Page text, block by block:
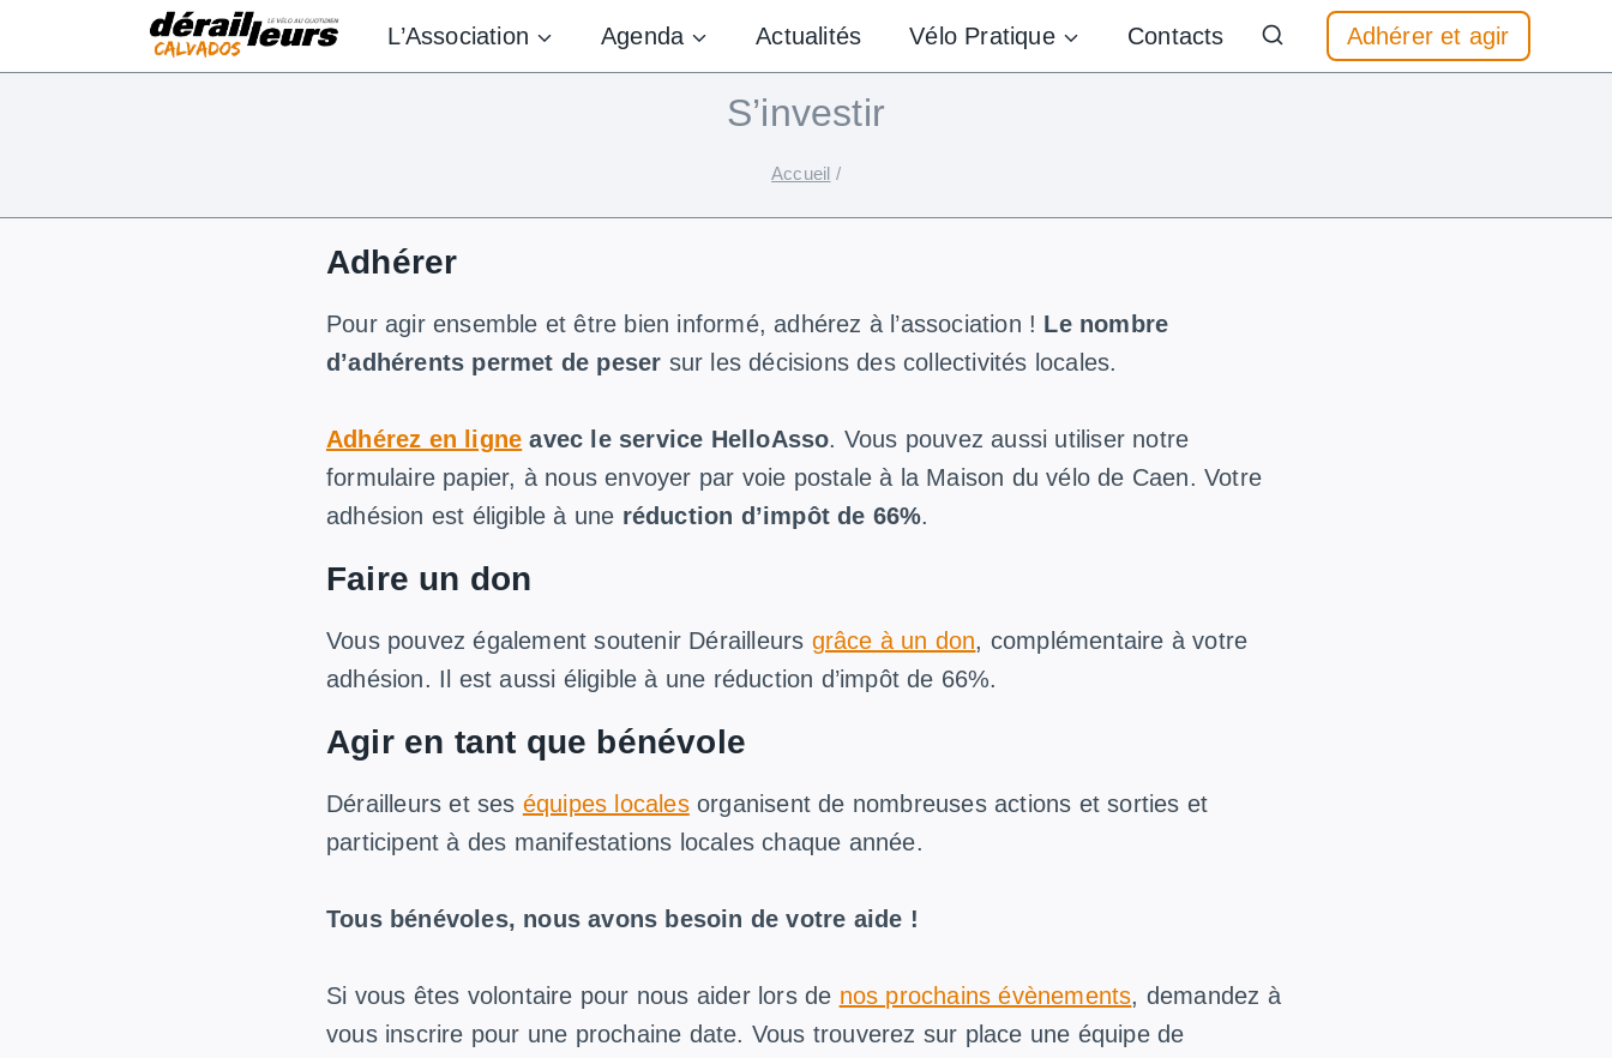
L’Association Agenda Actualités Vélo Pratique Contacts Adhérer et agir
S’investir
Accueil /
Adhérer
Pour agir ensemble et être bien informé, adhérez à l’association ! Le nombre
d’adhérents permet de peser sur les décisions des collectivités locales.
Adhérez en ligne avec le service HelloAsso. Vous pouvez aussi utiliser notre
formulaire papier, à nous envoyer par voie postale à la Maison du vélo de Caen. Votre
adhésion est éligible à une réduction d’impôt de 66%.
Faire un don
Vous pouvez également soutenir Dérailleurs grâce à un don, complémentaire à votre
adhésion. Il est aussi éligible à une réduction d’impôt de 66%.
Agir en tant que bénévole
Dérailleurs et ses équipes localesorganisent de nombreuses actions et sorties et
participent à des manifestations locales chaque année.
Tous bénévoles, nous avons besoin de votre aide !
Si vous êtes volontaire pour nous aider lors de nos prochains évènements, demandez à
vous inscrire pour une prochaine date. Vous trouverez sur place une équipe de